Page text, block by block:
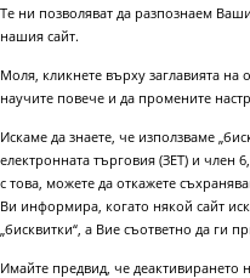
Те ни позволяват да разпознаем
нашия сайт.
Моля, кликнете върху заглавията на
научите повече и да промените
Искаме да знаете, че използваме
електронната търговия (ЗЕТ) и член
с това, можете да откажете
Ви информира, когато някой сайт
„бисквитки“, а Вие съответно да ги
Имайте предвид, че деактивирането